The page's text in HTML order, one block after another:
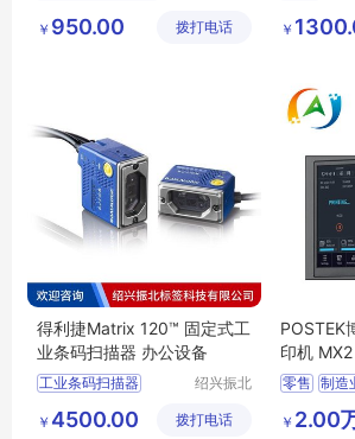
公司
￥ 950.00 拨打电话 ￥
得利捷Matrix 120™ 固定式工
业条码扫描器 办公设备
工业条码扫描器
绍兴振北
有限公司
￥ 4500.00 拨打电话
POSTEK
印机
打印机
零售 制造
￥ 2.00